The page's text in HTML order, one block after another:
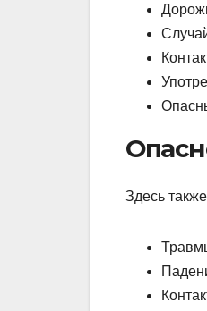
Здесь